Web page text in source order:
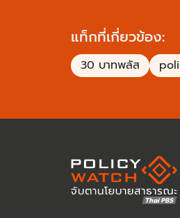
แท็กที่เกี่ยวข้อง:
30 บาทพลัส